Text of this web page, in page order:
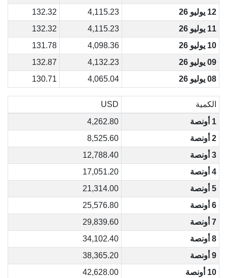
12 يوليو 26
4,115.23
132.32
11 يوليو 26
4,115.23
132.32
10 يوليو 26
4,098.36
131.78
09 يوليو 26
4,132.23
132.87
08 يوليو 26
4,065.04
130.71
الكمية
USD
1 أونصة
4,262.80
2 أونصة
8,525.60
3 أونصة
12,788.40
4 أونصة
17,051.20
5 أونصة
21,314.00
6 أونصة
25,576.80
7 أونصة
29,839.60
8 أونصة
34,102.40
9 أونصة
38,365.20
10 أونصة
42,628.00